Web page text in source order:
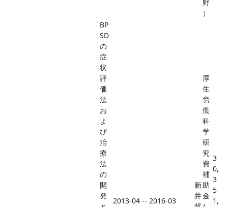
野
）
BP
SD
の
症
状
評
価
法
お
よ
び
治
療
法
の
開
発
2013-04 -- 2016-03
新
井
厚
生
労
働
科
学
研
究
費
補
助
金
3
0,
3
5
1,